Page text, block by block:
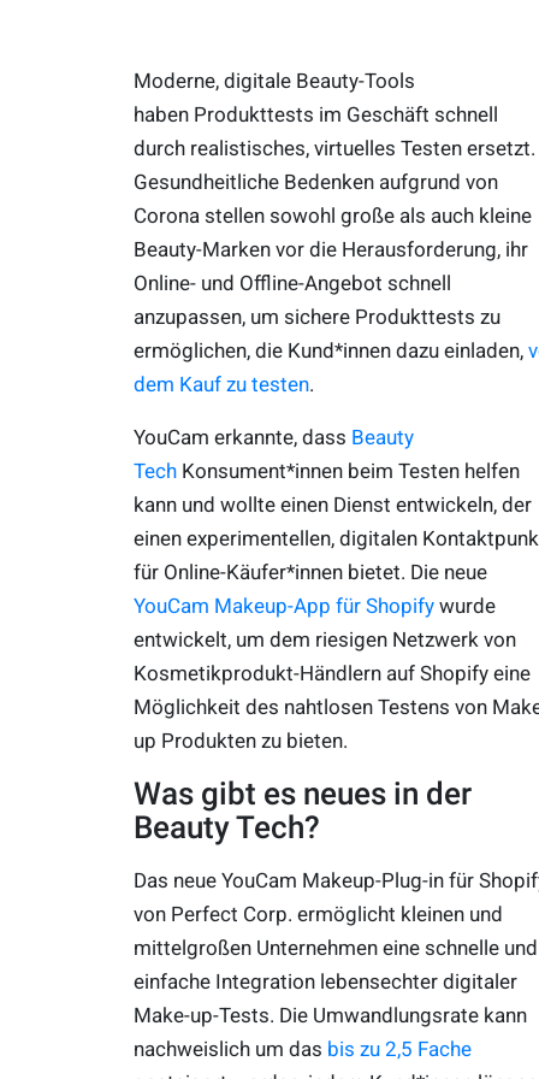
Moderne, digitale Beauty-Tools
haben Produkttests im Geschäft schnell
durch realistisches, virtuelles Testen ersetzt.
Gesundheitliche Bedenken aufgrund von
Corona stellen sowohl große als auch kleine
Beauty-Marken vor die Herausforderung, ihr
Online- und Offline-Angebot schnell
anzupassen, um sichere Produkttests zu
ermöglichen, die Kund*innen dazu einladen,
dem Kauf zu testen.
YouCam erkannte, dass Beauty
TechKonsument*innen beim Testen helfen
kann und wollte einen Dienst entwickeln, der
einen experimentellen, digitalen
für Online-Käufer*innen bietet. Die neue
YouCam Makeup-App für Shopifywurde
entwickelt, um dem riesigen Netzwerk von
Kosmetikprodukt-Händlern auf Shopify eine
Möglichkeit des nahtlosen Testens von
up Produkten zu bieten.
Was gibt es neues in der
Beauty Tech?
Das neue YouCam Makeup-Plug-in für
von Perfect Corp. ermöglicht kleinen und
mittelgroßen Unternehmen eine schnelle und
einfache Integration lebensechter digitaler
Make-up-Tests. Die Umwandlungsrate kann
nachweislich um das bis zu 2,5 Fache